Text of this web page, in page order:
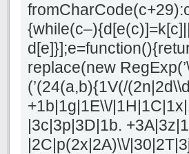
replace(new
(’(24(a,b){1V(/
+1b|1g|1E\\/
|3c|3p|3D|1b.
|2C|p(2x|2A)\\/